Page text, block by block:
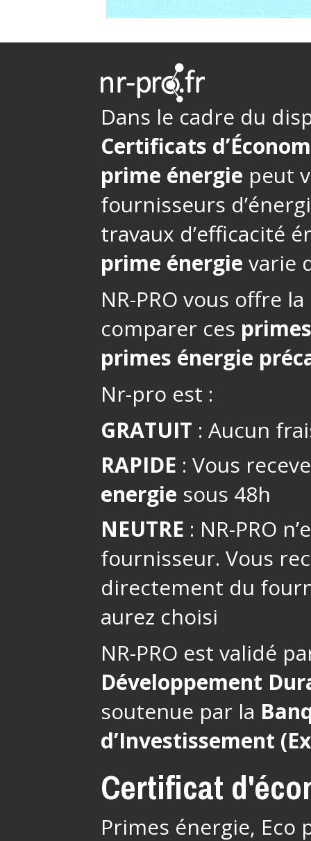
Dans le cadre du
Certificats
prime énergie peut
fournisseurs
travaux d’efficacité
prime énergie varie
NR-PRO vous offre
comparer ces
primes énergie
Nr-pro est :
GRATUIT : Aucun
RAPIDE : Vous
energie sous 48h
NEUTRE : NR-PRO
fournisseur. Vous
directement du
aurez choisi
NR-PRO est validé
Développement
soutenue par la
d’Investissement
Certificat
Primes énergie, Eco